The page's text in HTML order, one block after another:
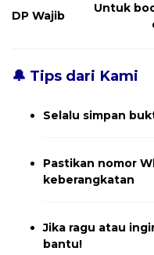
DP Wajib
Untuk
🔔 Tips dari Kami
Selalu simpan
Pastikan nomor
keberangkatan
Jika ragu atau
bantu!